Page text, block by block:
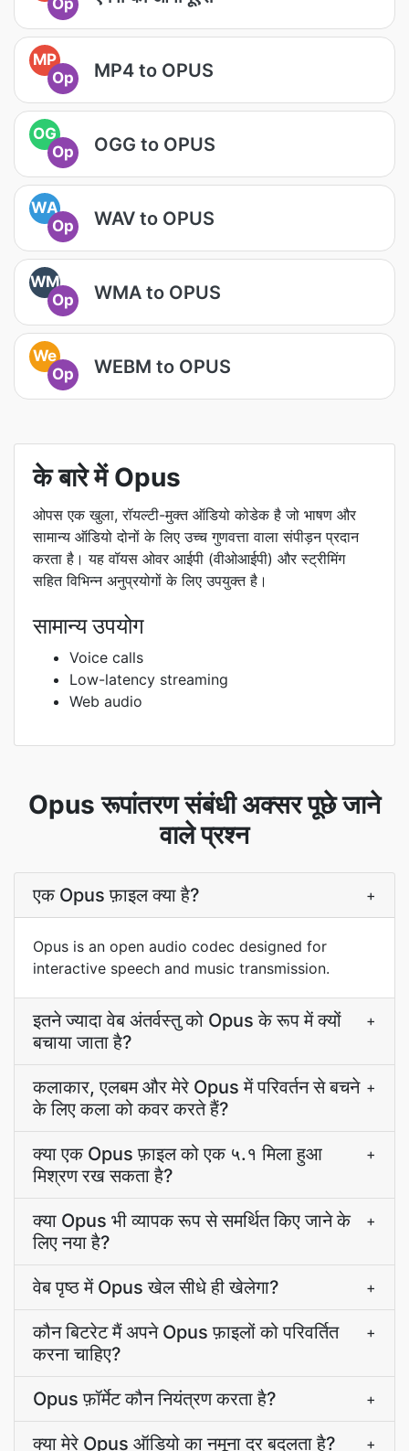
Op
MP
Op
MP4 to OPUS
OG
Op
OGG to OPUS
WA
Op
WAV to OPUS
WM
Op
WMA to OPUS
We
Op
WEBM to OPUS
के बारे में Opus
ओपस एक खुला, रॉयल्टी-मुक्त ऑडियो कोडेक है जो भाषण और
सामान्य ऑडियो दोनों के लिए उच्च गुणवत्ता वाला संपीड़न प्रदान
करता है। यह वॉयस ओवर आईपी (वीओआईपी) और स्ट्रीमिंग
सहित विभिन्न अनुप्रयोगों के लिए उपयुक्त है।
सामान्य उपयोग
Voice calls
Low-latency streaming
Web audio
Opus रूपांतरण संबंधी अक्सर पूछे जाने
वाले प्रश्न
एक Opus फ़ाइल क्या है? +
Opus is an open audio codec designed for
interactive speech and music transmission.
इतने ज्यादा वेब अंतर्वस्तु को Opus के रूप में क्यों
बचाया जाता है?
+
कलाकार, एलबम और मेरे Opus में परिवर्तन से बचने
के लिए कला को कवर करते हैं?
+
क्या एक Opus फ़ाइल को एक ५.१ मिला हुआ
मिश्रण रख सकता है?
+
क्या Opus भी व्यापक रूप से समर्थित किए जाने के
लिए नया है?
+
वेब पृष्ठ में Opus खेल सीधे ही खेलेगा? +
कौन बिटरेट मैं अपने Opus फ़ाइलों को परिवर्तित
करना चाहिए?
+
Opus फ़ॉर्मेट कौन नियंत्रण करता है? +
क्या मेरे Opus ऑडियो का नमूना दर बदलता है? +